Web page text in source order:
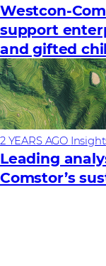
Westcon-
support
and gifted
2 YEARS AGO
Leading
Comstor’s